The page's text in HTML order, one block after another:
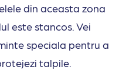
din aceasta zona
este stancos. Vei
speciala pentru a
talpile.